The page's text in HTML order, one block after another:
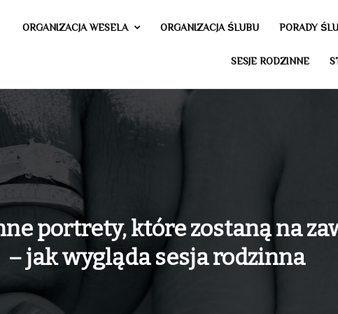
ORGANIZACJA WESELA ORGANIZACJA ŚLUBU PORADY
SESJE RODZINNE
portrety, które zostaną na
– jak wygląda sesja rodzinna